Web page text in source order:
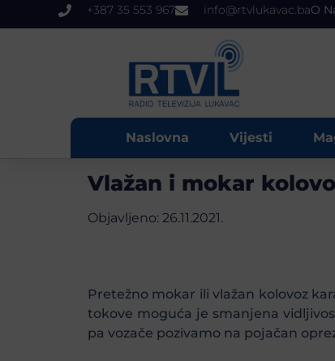
+387 35 553 967 info@rtvlukavac.baO
Naslovna Vijesti
Vlažan i mokar
Objavljeno: 26.11.2021.
Pretežno mokar ili vlažan kolovoz
tokove moguća je smanjena
pa vozače pozivamo na pojačan